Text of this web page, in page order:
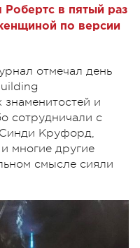
в пятый раз
по версии
отмечал день
и
сотрудничали с
Круфорд,
многие другие
смысле сияли